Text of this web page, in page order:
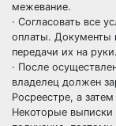
межевание.
· Согласовать все
оплаты. Документы
передачи их на руки.
· После
владелец должен
Росреестре, а
Некоторые